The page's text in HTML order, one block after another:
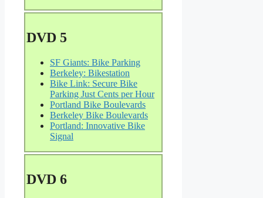
DVD 5
SF Giants: Bike Parking
Berkeley: Bikestation
Bike Link: Secure Bike
Parking Just Cents per Hour
Portland Bike Boulevards
Berkeley Bike Boulevards
Portland: Innovative Bike
Signal
DVD 6